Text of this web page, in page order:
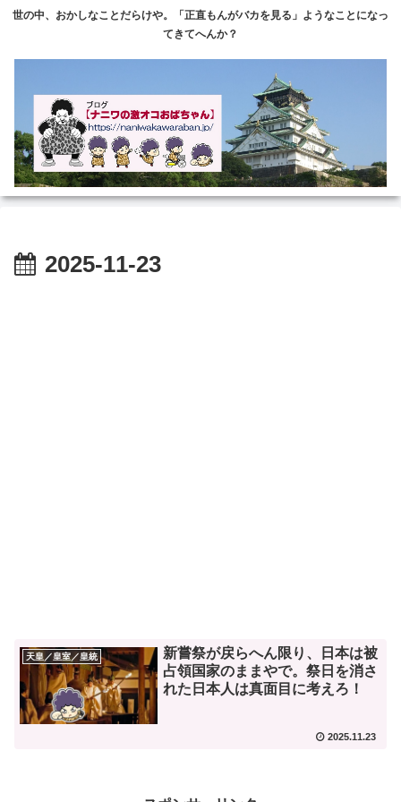
世の中、おかしなことだらけや。「正直もんがバカを見る」ようなことになっ
てきてへんか？
2025-11-23
天皇／皇室／皇統
新嘗祭が戻らへん限り、日本は被
占領国家のままやで。祭日を消さ
れた日本人は真面目に考えろ！
2025.11.23